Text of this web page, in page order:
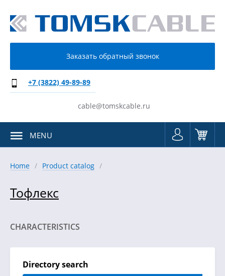
Заказать обратный звонок
+7 (3822) 49-89-89
cable@tomskcable.ru
MENU
Home Product catalog
Тофлекс
CHARACTERISTICS
Directory search